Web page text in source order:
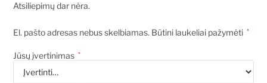
Atsiliepimų dar nėra.
El. pašto adresas nebus skelbiamas. Būtini laukeliai pažymėti *
Jūsų įvertinimas *